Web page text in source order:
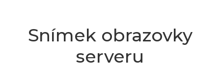
Snímek obrazovky
serveru